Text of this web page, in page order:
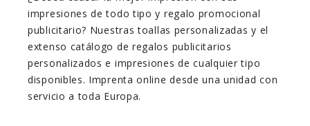
impresiones de todo tipo y regalo promocional
publicitario? Nuestras toallas personalizadas y el
extenso catálogo de regalos publicitarios
personalizados e impresiones de cualquier tipo
disponibles. Imprenta online desde una unidad con
servicio a toda Europa.